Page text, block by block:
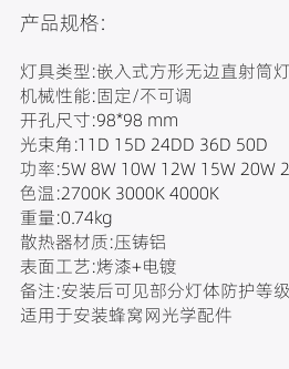
产品规格:
灯具类型:嵌入式方形无边直射筒灯
机械性能:固定/不可调
开孔尺寸:98*98 mm
光束角:11D 15D 24DD 36D 50D
功率:5W 8W 10W 12W 15W 20W
色温:2700K 3000K 4000K
重量:0.74kg
散热器材质:压铸铝
表面工艺:烤漆+电镀
备注:安装后可见部分灯体防护等
适用于安装蜂窝网光学配件